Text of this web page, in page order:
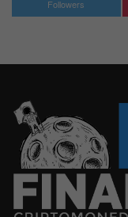
Followers